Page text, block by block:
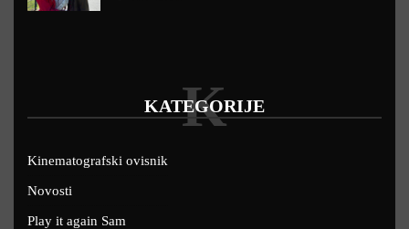
KATEGORIJE
K
Kinematografski ovisnik
Novosti
Play it again Sam